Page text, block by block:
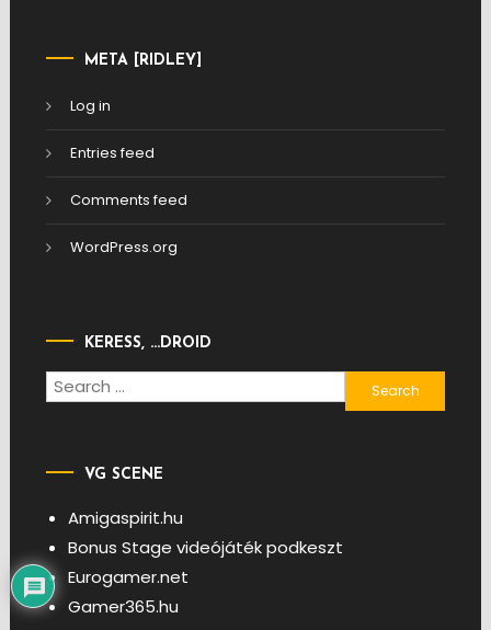
META [RIDLEY]
Log in
Entries feed
Comments feed
WordPress.org
KERESS, …DROID
Search
for:
VG SCENE
Amigaspirit.hu
Bonus Stage videójáték podkeszt
Eurogamer.net
Gamer365.hu